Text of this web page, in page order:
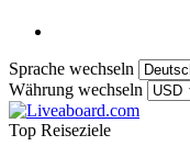
Sprache wechseln
Währung wechseln
Top Reiseziele